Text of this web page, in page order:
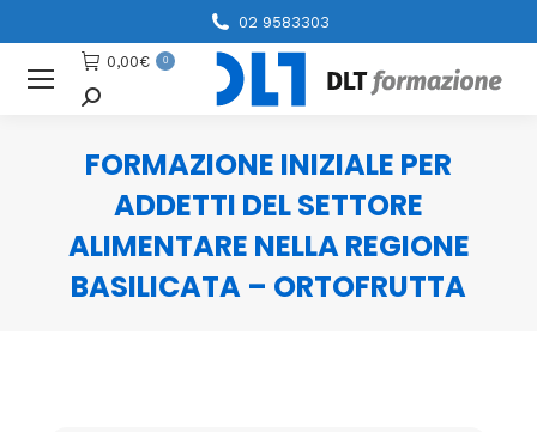
02 9583303
0,00€ 0
Cerca
FORMAZIONE INIZIALE PER
ADDETTI DEL SETTORE
ALIMENTARE NELLA REGIONE
BASILICATA – ORTOFRUTTA